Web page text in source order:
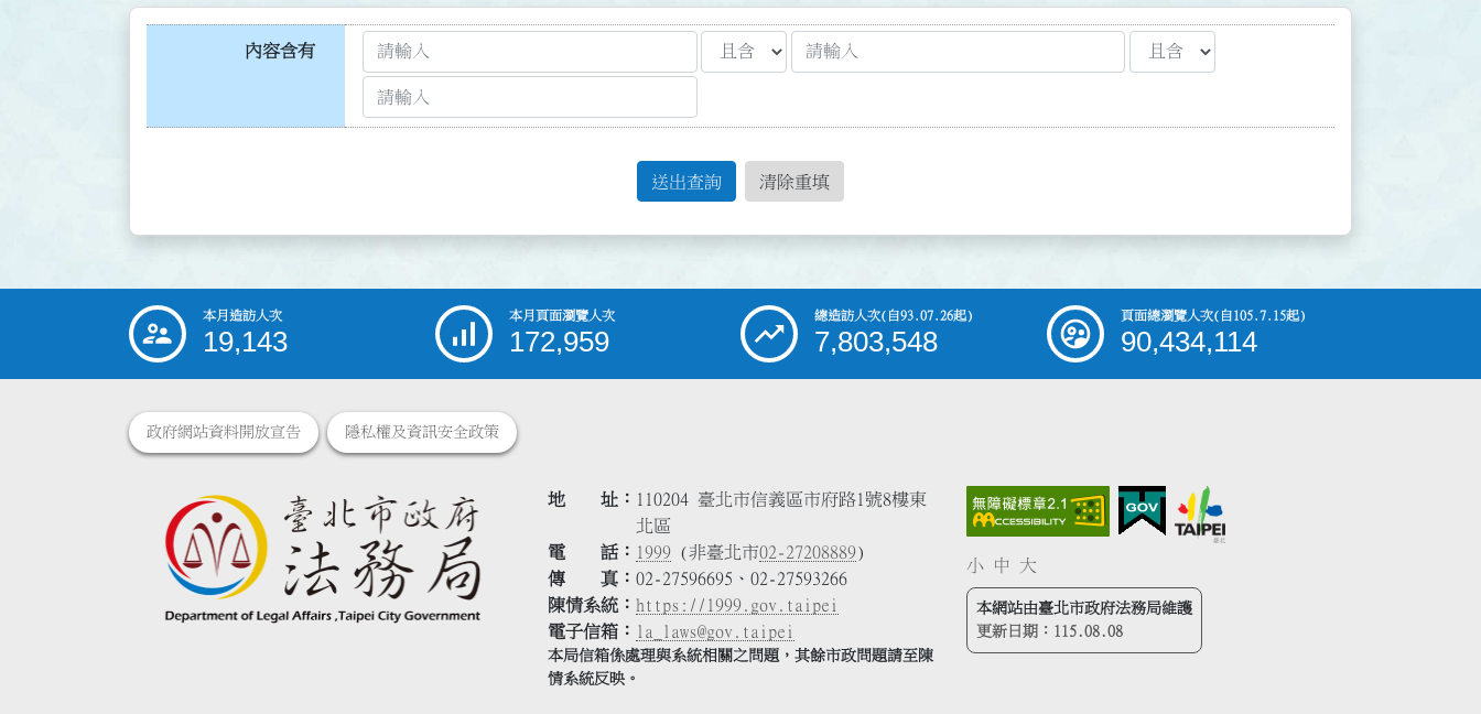
內容含有
送出查詢 清除重填
::: 本月造訪人次
19,143
本月頁面瀏覽人次
172,959
總造訪人次(自93.07.26起)
7,803,548
頁面總瀏覽人次(自105.7.15起)
90,434,114
政府網站資料開放宣告 隱私權及資訊安全政策
地 址
110204 臺北市信義區市府路1號8樓東
北區
電 話
1999 (非臺北市02-27208889)
傳 真
02-27596695、02-27593266
陳情系統
https://1999.gov.taipei
電子信箱
la_laws@gov.taipei
本局信箱係處理與系統相關之問題，其餘市政問題請至陳
情系統反映。
小 中 大
本網站由臺北市政府法務局維護
更新日期： 115.08.08